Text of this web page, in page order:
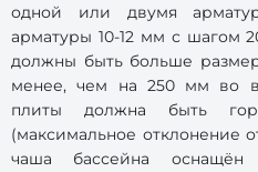
одной или двумя
арматуры 10-12 мм с шагом
должны быть больше
менее, чем на 250 мм во
плиты должна быть
(максимальное отклонение
чаша бассейна